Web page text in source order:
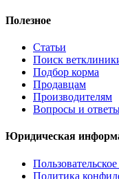
Полезное
Статьи
Поиск
Подбор корма
Продавцам
Производителям
Вопросы и
Юридическая
Политика